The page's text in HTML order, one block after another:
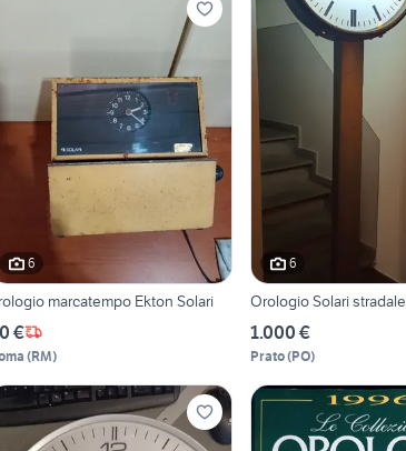
6
marcatempo Ekton Solari
€
(RM)
6
Orologio Solari stradale
1.000 €
Prato(PO)